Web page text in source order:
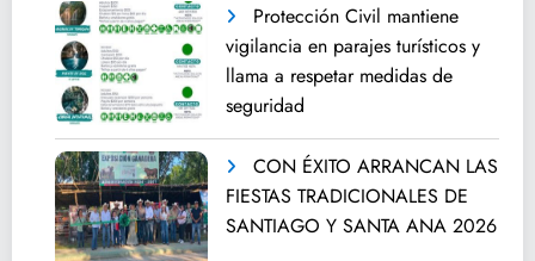
Protección Civil mantiene
vigilancia en parajes turísticos y
llama a respetar medidas de
seguridad
CON ÉXITO ARRANCAN LAS
FIESTAS TRADICIONALES DE
SANTIAGO Y SANTA ANA 2026